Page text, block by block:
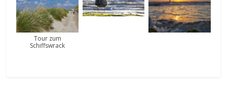
Tour zum
Schiffswrack